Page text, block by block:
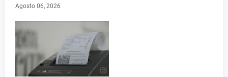
Agosto 06, 2026